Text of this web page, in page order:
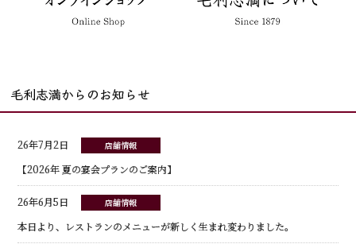
毛利志満からのお知らせ
26年7月2日 店舗情報
【2026年 夏の宴会プランのご案内】
26年6月5日 店舗情報
本日より、レストランのメニューが新しく生まれ変わりました。